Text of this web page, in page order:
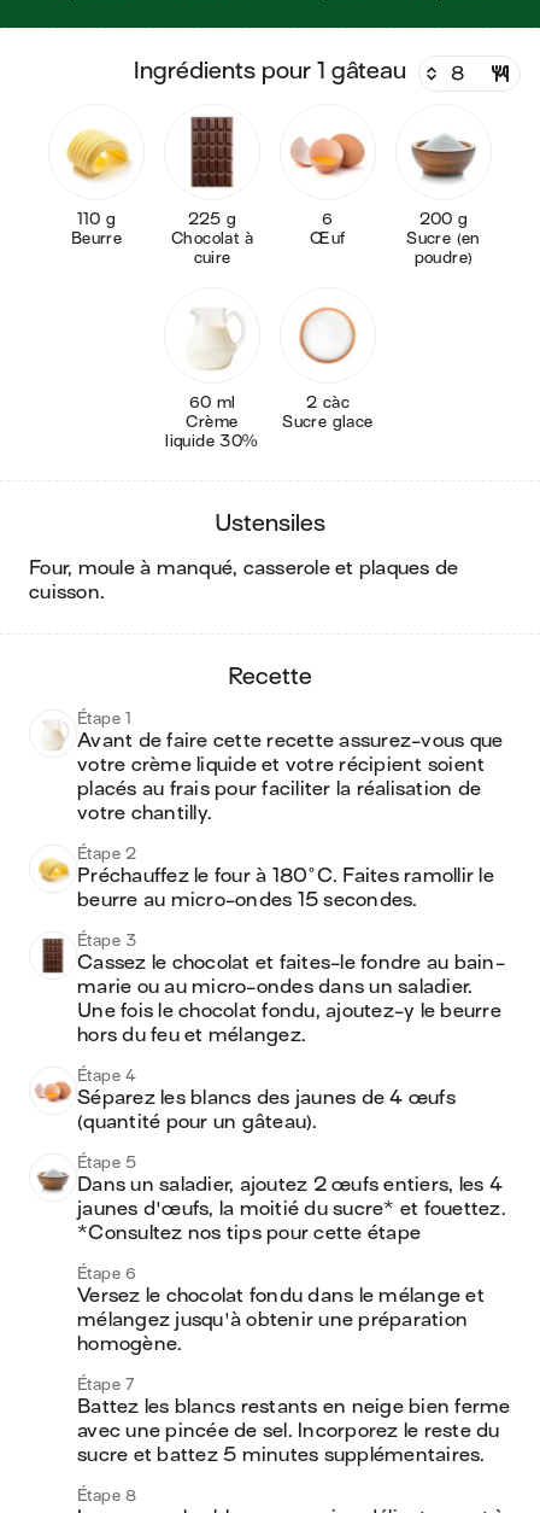
ingrédients pour 1 gâteau
110 g
Beurre
225 g
Chocolat à
cuire
6
Œuf
200 g
Sucre (en
poudre)
60 ml
Crème
liquide 30%
2 càc
Sucre glace
ustensiles
four, moule à manqué, casserole et plaques de
cuisson.
recette
Étape 1
Avant de faire cette recette assurez-vous que
votre crème liquide et votre récipient soient
placés au frais pour faciliter la réalisation de
votre chantilly.
Étape 2
Préchauffez le four à 180°C. Faites ramollir le
beurre au micro-ondes 15 secondes.
Étape 3
Cassez le chocolat et faites-le fondre au bain-
marie ou au micro-ondes dans un saladier.
Une fois le chocolat fondu, ajoutez-y le beurre
hors du feu et mélangez.
Étape 4
Séparez les blancs des jaunes de 4 œufs
(quantité pour un gâteau).
Étape 5
Dans un saladier, ajoutez 2 œufs entiers, les 4
jaunes d'œufs, la moitié du sucre* et fouettez.
*Consultez nos tips pour cette étape
Étape 6
Versez le chocolat fondu dans le mélange et
mélangez jusqu'à obtenir une préparation
homogène.
Étape 7
Battez les blancs restants en neige bien ferme
avec une pincée de sel. Incorporez le reste du
sucre et battez 5 minutes supplémentaires.
Étape 8